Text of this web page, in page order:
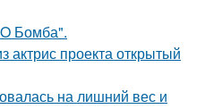
Бомба".
актрис проекта открытый
на лишний вес и